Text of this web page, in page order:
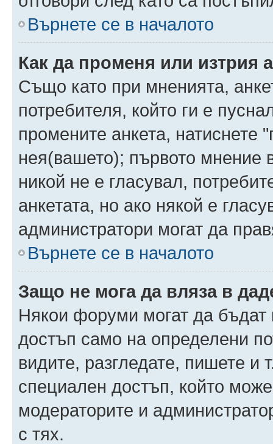
Върнете се в началото
Как да променя или изтрия
Също като при мненията,
потребителя, който ги е
промените анкета, натиснете
нея(вашето); първото мнение
никой не е гласувал,
анкетата, но ако някой е
администратори могат да
Върнете се в началото
Защо не мога да вляза в
Някои форуми могат да бъдат
достъп само на определени
видите, разгледате, пишете
специален достъп, който
модераторите и
с тях.